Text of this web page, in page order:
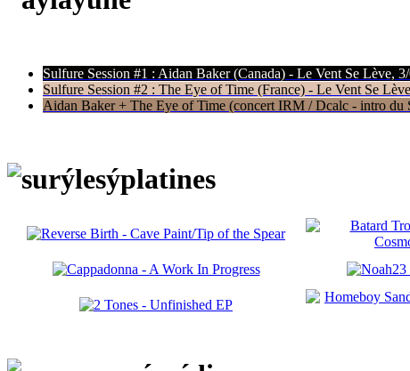
Sulfure Session #1 : Aidan Baker (Canada) - Le Vent Se Lève,
Sulfure Session #2 : The Eye of Time (France) - Le Vent Se
Aidan Baker + The Eye of Time (concert IRM / Dcalc - intro du